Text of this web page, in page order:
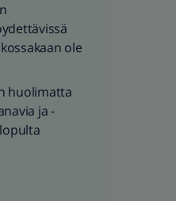
ole
huolimatta
ja -